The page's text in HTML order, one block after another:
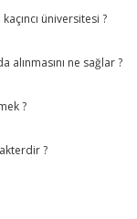
üniversitesi ?
alınmasını ne sağlar ?
?
?